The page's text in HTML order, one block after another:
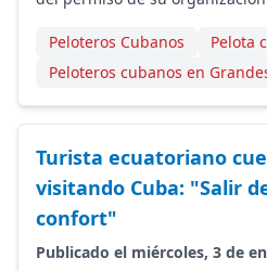
Peloteros Cubanos
Pelota
Peloteros cubanos en
Turista ecuatoriano
visitando Cuba: "Salir
confort"
Publicado el miércoles, 3 de